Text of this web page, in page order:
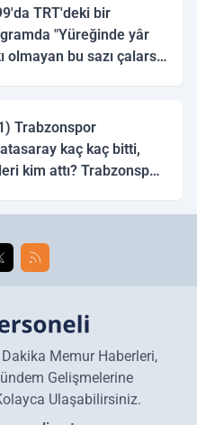
TRT'deki bir
"Yüreğinde yâr
olmayan bu sazı çalarsa
Trabzonspor
kaç kaç bitti,
kim attı? Trabzonspor
Dakika Memur Haberleri,
Gelişmelerine
Ulaşabilirsiniz.